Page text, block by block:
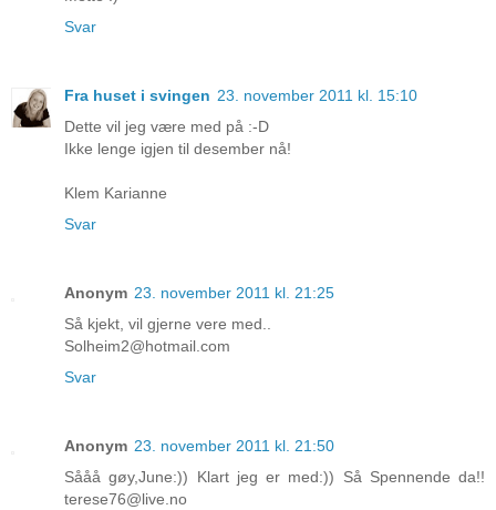
Svar
Fra huset i svingen 23. november 2011 kl. 15:10
Dette vil jeg være med på :-D
Ikke lenge igjen til desember nå!
Klem Karianne
Svar
Anonym 23. november 2011 kl. 21:25
Så kjekt, vil gjerne vere med..
Solheim2@hotmail.com
Svar
Anonym 23. november 2011 kl. 21:50
Sååå gøy,June:)) Klart jeg er med:)) Så Spennende da!!
terese76@live.no